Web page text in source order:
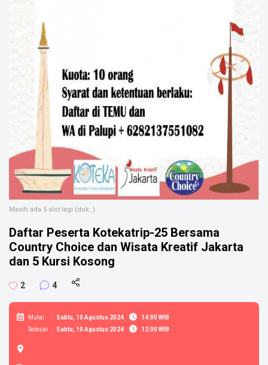
Masih ada 5 slot lagi (dok. )
Daftar Peserta Kotekatrip-25 Bersama
Country Choice dan Wisata Kreatif Jakarta
dan 5 Kursi Kosong
2 4
Mulai : Sabtu, 10 Agustus 2024
14:00 WIB
Selesai : Sabtu, 10 Agustus 2024 12:00 WIB